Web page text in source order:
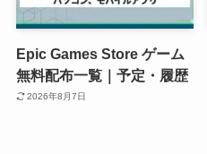
Epic Games Store ゲーム
無料配布一覧｜予定・履歴
2026年8月7日